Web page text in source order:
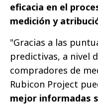
eficacia en el
medición y
"Gracias a las
predictivas, a nivel
compradores de
Rubicon Project
mejor informadas